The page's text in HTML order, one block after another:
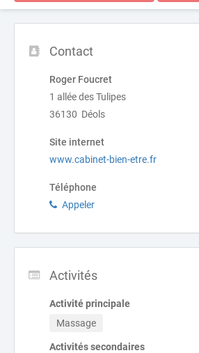
Contact
Roger Foucret
1 allée des Tulipes
36130 Déols
Site internet
www.cabinet-bien-etre.fr
Téléphone
Appeler
Activités
Activité principale
Massage
Activités secondaires